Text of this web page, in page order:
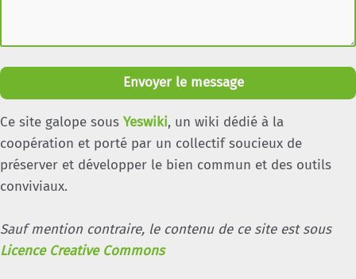
Envoyer le message
Ce site galope sous Yeswiki, un wiki dédié à la
coopération et porté par un collectif soucieux de
préserver et développer le bien commun et des outils
conviviaux.
Sauf mention contraire, le contenu de ce site est sous
Licence Creative Commons